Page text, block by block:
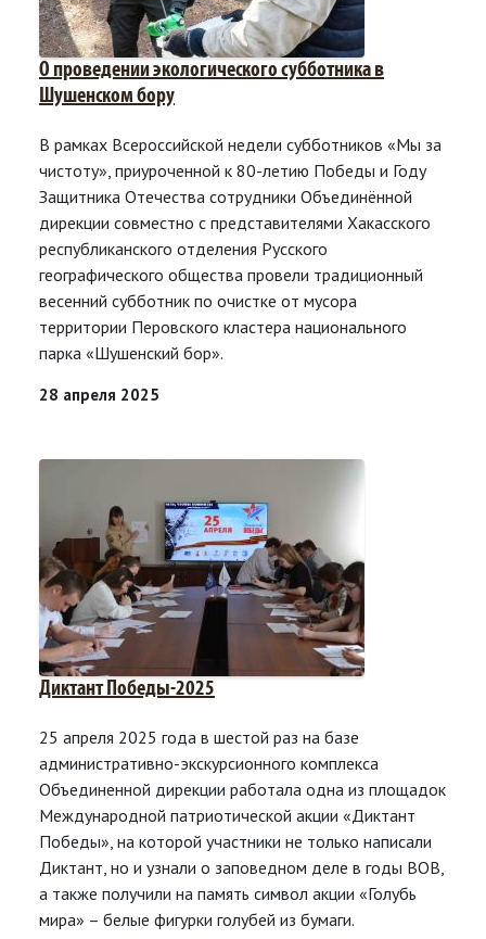
О проведении экологического субботника в
Шушенском бору
В рамках Всероссийской недели субботников «Мы за
чистоту», приуроченной к 80-летию Победы и Году
Защитника Отечества сотрудники Объединённой
дирекции совместно с представителями Хакасского
республиканского отделения Русского
географического общества провели традиционный
весенний субботник по очистке от мусора
территории Перовского кластера национального
парка «Шушенский бор».
28 апреля 2025
Диктант Победы-2025
25 апреля 2025 года в шестой раз на базе
административно-экскурсионного комплекса
Объединенной дирекции работала одна из площадок
Международной патриотической акции «Диктант
Победы», на которой участники не только написали
Диктант, но и узнали о заповедном деле в годы ВОВ,
а также получили на память символ акции «Голубь
мира» – белые фигурки голубей из бумаги.